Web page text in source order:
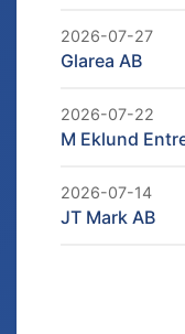
2026-07-27
Glarea AB
2026-07-22
M Eklund
2026-07-14
JT Mark AB